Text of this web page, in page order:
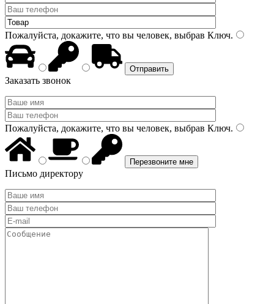
Пожалуйста, докажите, что вы человек, выбрав Ключ.
Заказать звонок
Пожалуйста, докажите, что вы человек, выбрав Ключ.
Письмо директору